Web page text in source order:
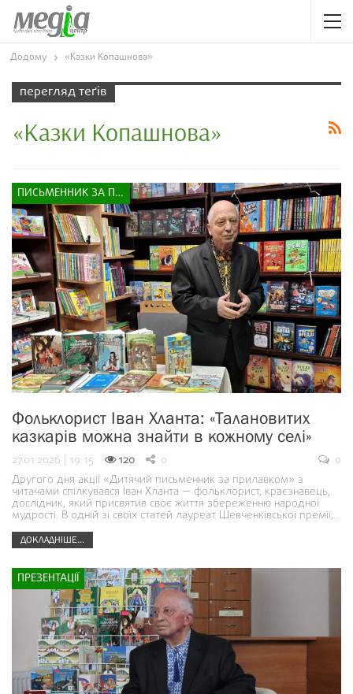
Додому «Казки Копашнова»
перегляд теґів
«Казки Копашнова»
ПИСЬМЕННИК ЗА ПРИЛАВКОМ
Фольклорист Іван Хланта: «Талановитих
казкарів можна знайти в кожному селі»
27.01.2026 | 19:15 120 0
0
Другого дня акції «Дитячий письменник за прилавком» з
читачами спілкувався Іван Хланта — фольклорист, краєзнавець,
дослідник, який присвятив своє життя збереженню народної
мудрості. В одній зі своїх статей лауреат Шевченківської премії,…
ДОКЛАДНІШЕ...
ПРЕЗЕНТАЦІЇ